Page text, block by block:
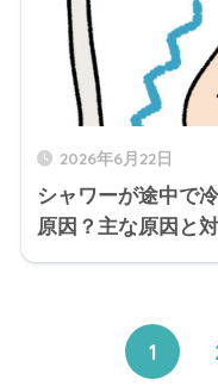
2026年6月22日
シャワーが途中で
原因？主な原因と
1